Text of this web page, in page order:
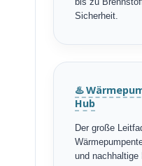
bis zu
Sicherheit.
♨️
Hub
Der große
und